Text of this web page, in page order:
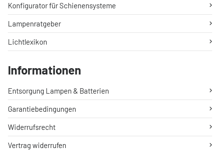
Konfigurator für Schienensysteme
Lampenratgeber
Lichtlexikon
Informationen
Entsorgung Lampen & Batterien
Garantiebedingungen
Widerrufsrecht
Vertrag widerrufen